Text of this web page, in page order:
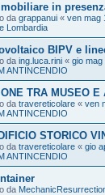
in
da grappanui « ven mag
Lombardia
BIPV e
da ing.luca.rini « gio mag
ANTINCENDIO
TRA MUSEO E
da travereticolare « ven
ANTINCENDIO
STORICO
da travereticolare « gio
ANTINCENDIO
da